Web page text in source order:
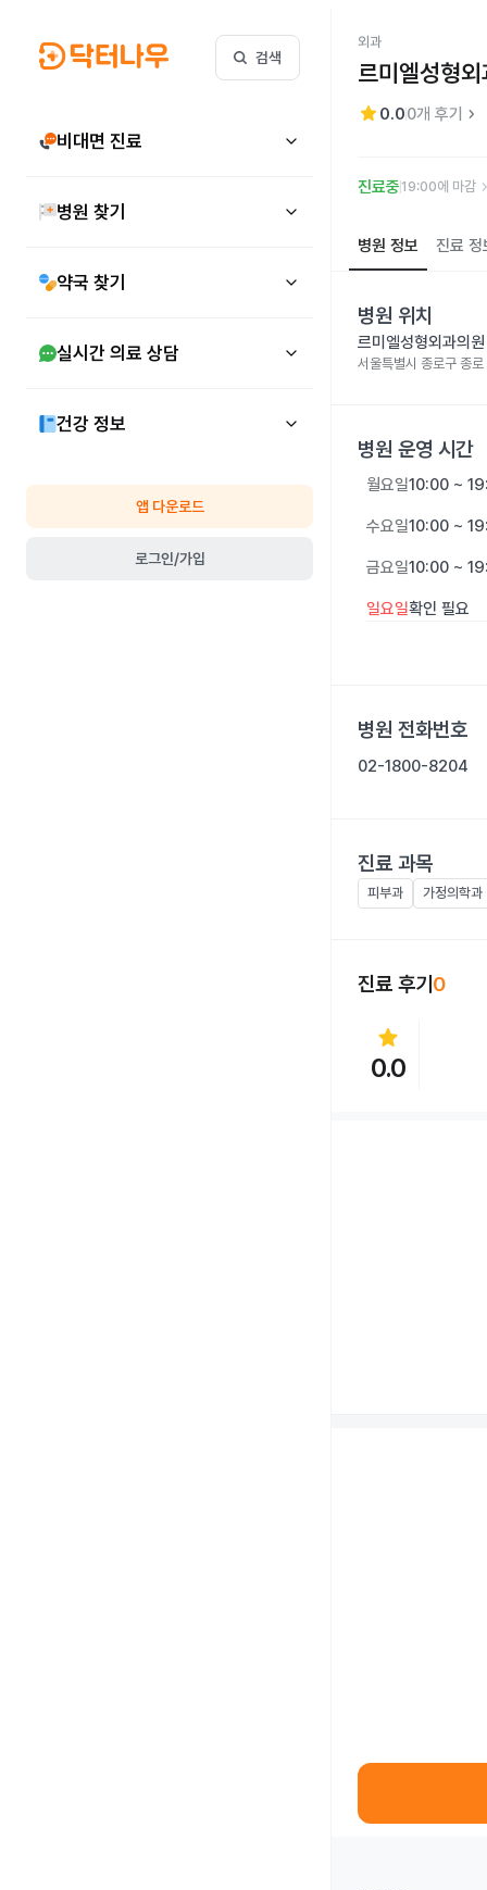
검색
비대면 진료
병원 찾기
약국 찾기
실시간 의료 상담
건강 정보
앱 다운로드
로그인/가입
외과
르미엘성형
star 0.00개 후기 keyboard_arrow_right
진료중 19:00에 마감
병원 정보 진료 정
병원 위치
르미엘성형외과의원
서울특별시 종로구 종
병원 운영 시간
월요일10:00 ~
수요일10:00 ~
금요일10:00 ~
일요일확인 필요
병원 전화번호
02-1800-8204
진료 과목
피부과 가정의학과
진료 후기 0
star
0.0